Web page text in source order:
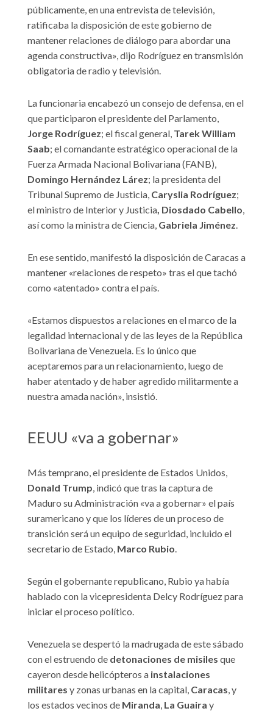
públicamente, en una entrevista de televisión,
ratificaba la disposición de este gobierno de
mantener relaciones de diálogo para abordar una
agenda constructiva», dijo Rodríguez en transmisión
obligatoria de radio y televisión.
La funcionaria encabezó un consejo de defensa, en el
que participaron el presidente del Parlamento,
Jorge Rodríguez; el fiscal general, Tarek William
Saab; el comandante estratégico operacional de la
Fuerza Armada Nacional Bolivariana (FANB),
Domingo Hernández Lárez; la presidenta del
Tribunal Supremo de Justicia, Caryslia Rodríguez;
el ministro de Interior y Justicia, Diosdado Cabello,
así como la ministra de Ciencia, Gabriela Jiménez.
En ese sentido, manifestó la disposición de Caracas a
mantener «relaciones de respeto» tras el que tachó
como «atentado» contra el país.
«Estamos dispuestos a relaciones en el marco de la
legalidad internacional y de las leyes de la República
Bolivariana de Venezuela. Es lo único que
aceptaremos para un relacionamiento, luego de
haber atentado y de haber agredido militarmente a
nuestra amada nación», insistió.
EEUU «va a gobernar»
Más temprano, el presidente de Estados Unidos,
Donald Trump, indicó que tras la captura de
Maduro su Administración «va a gobernar» el país
suramericano y que los líderes de un proceso de
transición será un equipo de seguridad, incluido el
secretario de Estado, Marco Rubio.
Según el gobernante republicano, Rubio ya había
hablado con la vicepresidenta Delcy Rodríguez para
iniciar el proceso político.
Venezuela se despertó la madrugada de este sábado
con el estruendo de detonaciones de misiles que
cayeron desde helicópteros a instalaciones
militares y zonas urbanas en la capital, Caracas, y
los estados vecinos de Miranda, La Guaira y